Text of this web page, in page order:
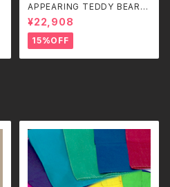
APPEARING TEDDY BEAR
（MEDIUM）
¥22,908
15%OFF